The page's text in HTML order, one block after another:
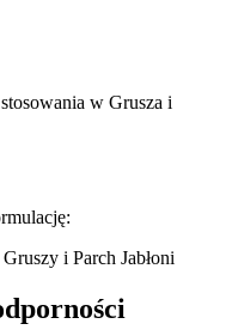
w Grusza i
i Parch Jabłoni